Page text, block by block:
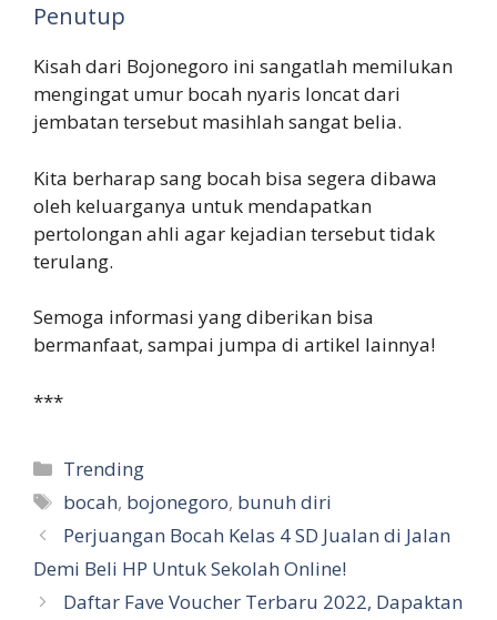
Penutup
Kisah dari Bojonegoro ini sangatlah memilukan
mengingat umur bocah nyaris loncat dari
jembatan tersebut masihlah sangat belia.
Kita berharap sang bocah bisa segera dibawa
oleh keluarganya untuk mendapatkan
pertolongan ahli agar kejadian tersebut tidak
terulang.
Semoga informasi yang diberikan bisa
bermanfaat, sampai jumpa di artikel lainnya!
***
Categories
Trending
Tags
bocah, bojonegoro, bunuh diri
Perjuangan Bocah Kelas 4 SD Jualan di Jalan
Demi Beli HP Untuk Sekolah Online!
Daftar Fave Voucher Terbaru 2022, Dapaktan